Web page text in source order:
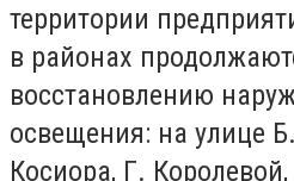
территории
в районах
восстановлению
освещения: на улице
Косиора, Г.